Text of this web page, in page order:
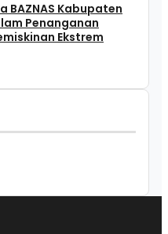
BAZNAS Kabupaten
Penanganan
Ekstrem